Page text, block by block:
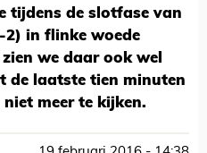
tijdens de slotfase van
2) in flinke woede
we daar ook wel
de laatste tien minuten
meer te kijken.